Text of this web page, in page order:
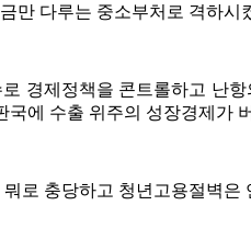
만 다루는 중소부처로 격하시
경제정책을 콘트롤하고 난
국에 수출 위주의 성장경제가
로 충당하고 청년고용절벽은